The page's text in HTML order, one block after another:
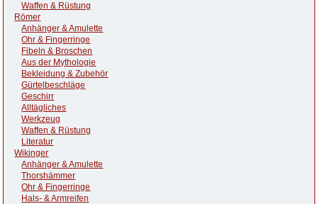
Waffen & Rüstung
Römer
Anhänger & Amulette
Ohr & Fingerringe
Fibeln & Broschen
Aus der Mythologie
Bekleidung & Zubehör
Gürtelbeschläge
Geschirr
Alltägliches
Werkzeug
Waffen & Rüstung
Literatur
Wikinger
Anhänger & Amulette
Thorshämmer
Ohr & Fingerringe
Hals- & Armreifen